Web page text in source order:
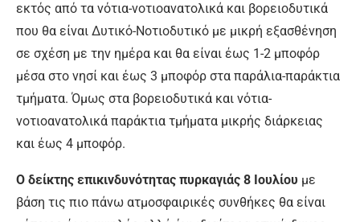
εκτός από τα νότια-νοτιοανατολικά και βορειοδυτικά
που θα είναι Δυτικό-Νοτιοδυτικό με μικρή εξασθένηση
σε σχέση με την ημέρα και θα είναι έως 1-2 μποφόρ
μέσα στο νησί και έως 3 μποφόρ στα παράλια-παράκτια
τμήματα. Όμως στα βορειοδυτικά και νότια-
νοτιοανατολικά παράκτια τμήματα μικρής διάρκειας
και έως 4 μποφόρ.
Ο δείκτης επικινδυνότητας πυρκαγιάς 8 Ιουλίου με
βάση τις πιο πάνω ατμοσφαιρικές συνθήκες θα είναι